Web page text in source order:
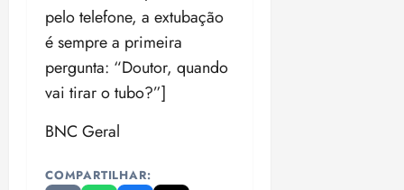
pelo telefone, a extubação
é sempre a primeira
pergunta: “Doutor, quando
vai tirar o tubo?”]
BNC Geral
COMPARTILHAR: